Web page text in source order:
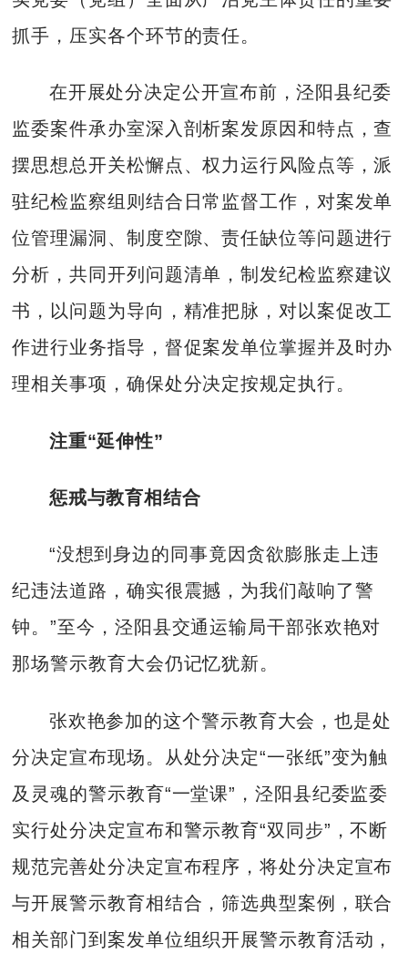
抓手，压实各个环节的责任。
在开展处分决定公开宣布前，泾阳县纪委
监委案件承办室深入剖析案发原因和特点，查
摆思想总开关松懈点、权力运行风险点等，派
驻纪检监察组则结合日常监督工作，对案发单
位管理漏洞、制度空隙、责任缺位等问题进行
分析，共同开列问题清单，制发纪检监察建议
书，以问题为导向，精准把脉，对以案促改工
作进行业务指导，督促案发单位掌握并及时办
理相关事项，确保处分决定按规定执行。
注重“延伸性”
惩戒与教育相结合
“没想到身边的同事竟因贪欲膨胀走上违
纪违法道路，确实很震撼，为我们敲响了警
钟。”至今，泾阳县交通运输局干部张欢艳对
那场警示教育大会仍记忆犹新。
张欢艳参加的这个警示教育大会，也是处
分决定宣布现场。从处分决定“一张纸”变为触
及灵魂的警示教育“一堂课”，泾阳县纪委监委
实行处分决定宣布和警示教育“双同步”，不断
规范完善处分决定宣布程序，将处分决定宣布
与开展警示教育相结合，筛选典型案例，联合
相关部门到案发单位组织开展警示教育活动，